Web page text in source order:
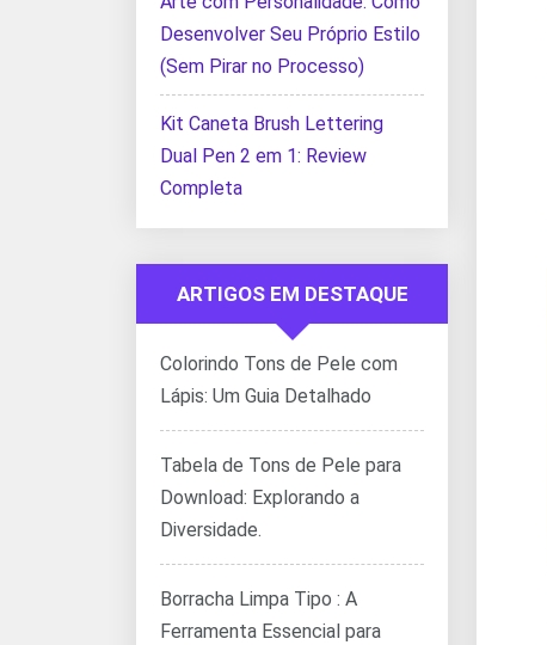
Desenvolver Seu Próprio Estilo
(Sem Pirar no Processo)
Kit Caneta Brush Lettering
Dual Pen 2 em 1: Review
Completa
ARTIGOS EM DESTAQUE
Colorindo Tons de Pele com
Lápis: Um Guia Detalhado
Tabela de Tons de Pele para
Download: Explorando a
Diversidade.
Borracha Limpa Tipo : A
Ferramenta Essencial para